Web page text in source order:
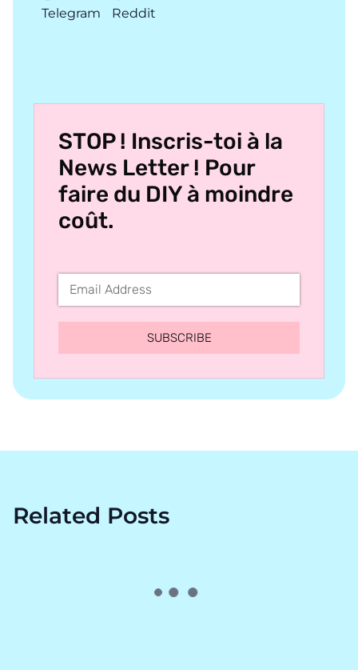
Telegram Reddit
STOP ! Inscris-toi à la
News Letter ! Pour
faire du DIY à moindre
coût.
SUBSCRIBE
Related Posts